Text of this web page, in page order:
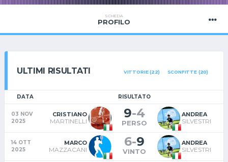
SCHEDA
PROFILO
ULTIMI RISULTATI VITTORIE (22) SCONFITTE (20)
DATA RISULTATO
03 NOV
2025
CRISTIANO
MARTINELLI
9-4
PERSO
ANDREA
SILVESTRI
14 OTT
2025
MARCO
MAZZACANI
6-9
VINTO
ANDREA
SILVESTRI